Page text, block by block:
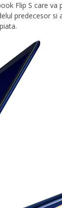
Flip S care va
predecesor si